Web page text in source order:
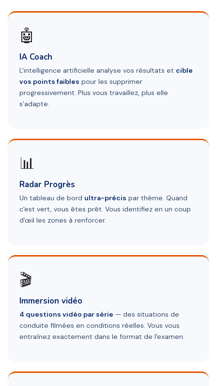
🤖
IA Coach
L'intelligence artificielle analyse vos résultats et cible
vos points faibles pour les supprimer
progressivement. Plus vous travaillez, plus elle
s'adapte.
📊
Radar Progrès
Un tableau de bord ultra-précis par thème. Quand
c'est vert, vous êtes prêt. Vous identifiez en un coup
d'œil les zones à renforcer.
🎬
Immersion vidéo
4 questions vidéo par série — des situations de
conduite filmées en conditions réelles. Vous vous
entraînez exactement dans le format de l'examen.